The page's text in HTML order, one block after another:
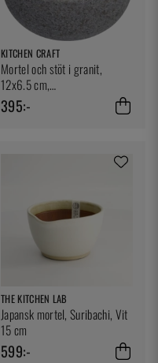
KITCHEN CRAFT
Mortel och stöt i granit,
12x6.5 cm,
presentförpackning
395:-
THE KITCHEN LAB
Japansk mortel, Suribachi, Vit
15 cm
599:-